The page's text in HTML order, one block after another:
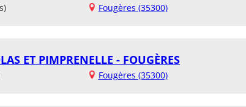
Fougères (35300)
ET PIMPRENELLE - FOUGÈRES
Fougères (35300)